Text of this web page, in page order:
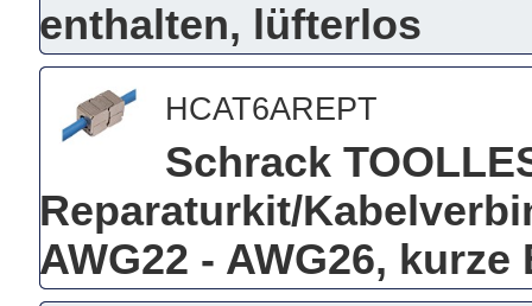
enthalten, lüfterlos
HCAT6AREPT
Schrack
Reparaturkit/
AWG22 - AWG26,